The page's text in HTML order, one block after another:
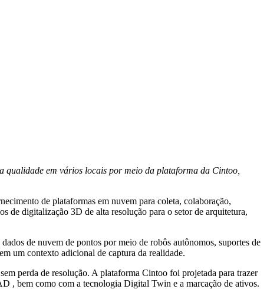
qualidade em vários locais por meio da plataforma da Cintoo,
de plataformas em nuvem para coleta, colaboração,
de digitalização 3D de alta resolução para o setor de arquitetura,
de nuvem de pontos por meio de robôs autônomos, suportes de
um contexto adicional de captura da realidade.
perda de resolução. A plataforma Cintoo foi projetada para trazer
, bem como com a tecnologia Digital Twin e a marcação de ativos.